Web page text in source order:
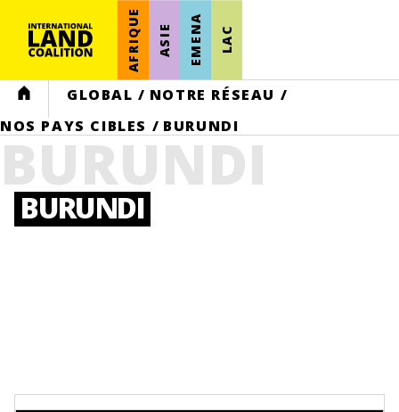
AFRIQUE ASIE EMENA LAC
HOME GLOBAL / NOTRE RÉSEAU /
NOS PAYS CIBLES / BURUNDI
BURUNDI
BURUNDI